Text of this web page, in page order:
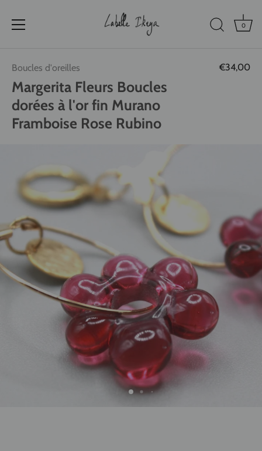
contenu
0
Boucles d'oreilles €34,00
Margerita Fleurs Boucles
dorées à l'or fin Murano
Framboise Rose Rubino